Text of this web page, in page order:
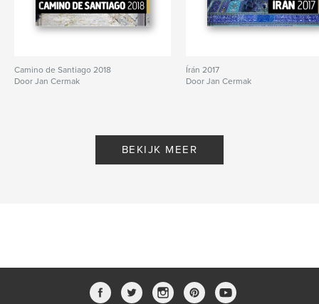
Camino de Santiago 2018
Door Jan Cermak
Írán 2017
Door Jan Cermak
BEKIJK MEER